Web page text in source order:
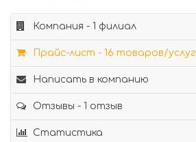
Компания - 1 филиал
Прайс-лист - 16 товаров/услуг
Написать в компанию
Отзывы - 1 отзыв
Статистика